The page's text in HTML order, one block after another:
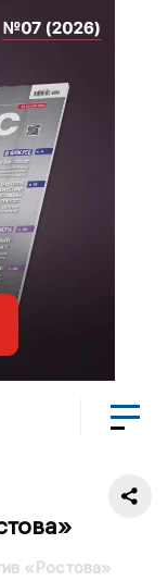
«Ростова»